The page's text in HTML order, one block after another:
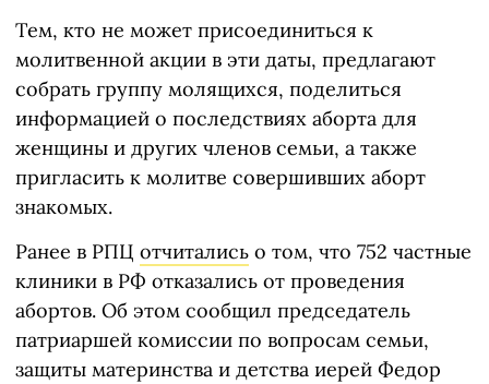
Тем, кто не может присоединиться к
молитвенной акции в эти даты, предлагают
собрать группу молящихся, поделиться
информацией о последствиях аборта для
женщины и других членов семьи, а также
пригласить к молитве совершивших аборт
знакомых.
Ранее в РПЦ отчитались о том, что 752 частные
клиники в РФ отказались от проведения
абортов. Об этом сообщил председатель
патриаршей комиссии по вопросам семьи,
защиты материнства и детства иерей Федор